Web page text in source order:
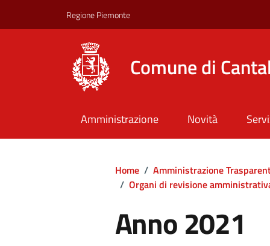
Regione Piemonte
Comune di
Amministrazione Novità
Home / Amministrazione
/ Organi di revisione
Anno 2021